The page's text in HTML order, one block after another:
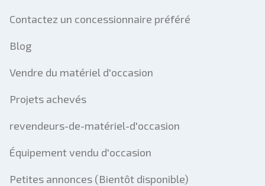
Contactez un concessionnaire préféré
Blog
Vendre du matériel d'occasion
Projets achevés
revendeurs-de-matériel-d'occasion
Équipement vendu d'occasion
Petites annonces (Bientôt disponible)